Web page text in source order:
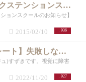
Nori-jue【まつげエクステンションスクール】
ョンスクールのお知らせ】
936
2015/02/10
【もみあげテンプレート】失敗しないもみあげカット器⭐︎目の不自由な子のおしゃれ用にママが考案！【体験会】
)すずきです。視覚に障害
927
2022/11/20